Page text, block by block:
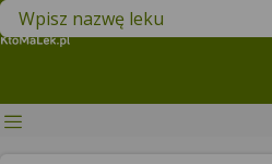
Znajdź lek w swojej okolicy